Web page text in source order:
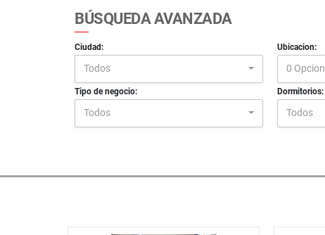
BÚSQUEDA AVANZADA
Ciudad:
Todos
Ubicacion:
0
Tipo de negocio:
Todos
Dormitorios:
Todos